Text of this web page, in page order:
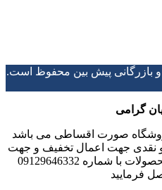
و بازرگانی پیش بین محفوظ است.
گرامی
صورت اقساطی می باشد
جهت اعمال تخفیف و جهت
استعلام موجودی و اطلاع از محصولات با شماره 09129646332
فرمایید